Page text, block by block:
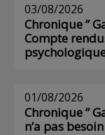
03/08/2026
Chronique ”
Compte
01/08/2026
Chronique ”
n’a pas